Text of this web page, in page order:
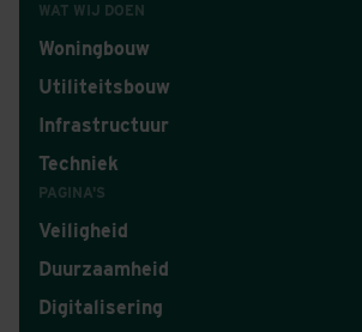
WAT WIJ DOEN
Woningbouw
Utiliteitsbouw
Infrastructuur
Techniek
PAGINA'S
Veiligheid
Duurzaamheid
Digitalisering